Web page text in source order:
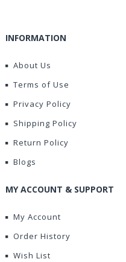
INFORMATION
About Us
Terms of Use
Privacy Policy
Shipping Policy
Return Policy
Blogs
MY ACCOUNT & SUPPORT
My Account
Order History
Wish List